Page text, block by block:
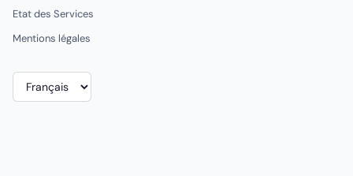
Etat des Services
Mentions légales
Choisir
une